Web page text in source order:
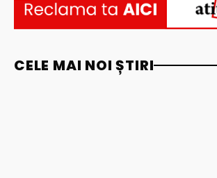
CELE MAI NOI ȘTIRI